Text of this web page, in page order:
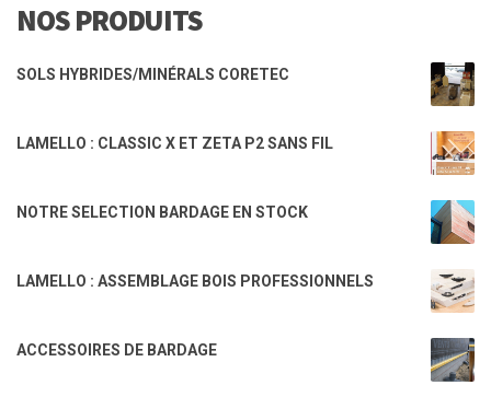
NOS PRODUITS
SOLS HYBRIDES/MINÉRALS CORETEC
LAMELLO : CLASSIC X ET ZETA P2 SANS FIL
NOTRE SELECTION BARDAGE EN STOCK
LAMELLO : ASSEMBLAGE BOIS PROFESSIONNELS
ACCESSOIRES DE BARDAGE